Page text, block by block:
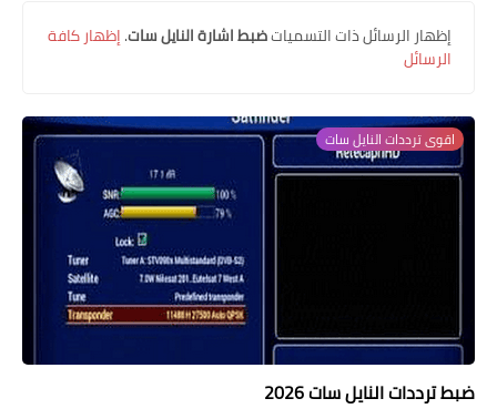
اقوى ترددات النايل سات
تردد قناة
nilesat
ترددات النايل سات
ترددات النايل سات
‏إظهار الرسائل ذات التسمياتضبط اشارة النايل سات.إظهار كافة
الرسائل
اقوى ترددات النايل سات
ضبط ترددات النايل سات 2026